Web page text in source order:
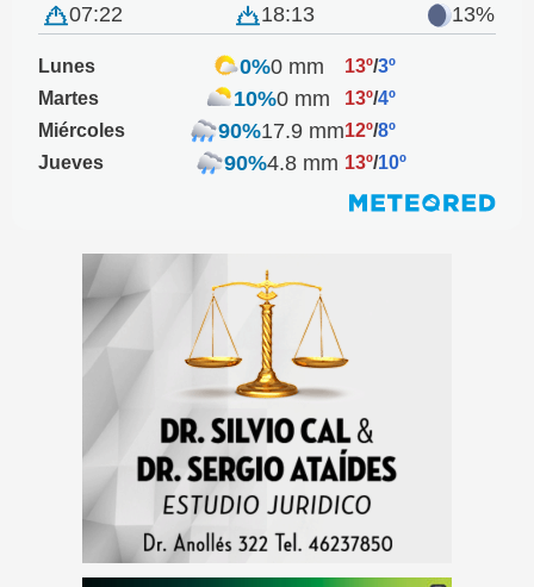
07:22 18:13 13%
Lunes 0%0 mm 13º/3º
Martes
10%0 mm 13º/4º
Miércoles
90%17.9 mm12º/8º
Jueves
90%4.8 mm 13º/10º